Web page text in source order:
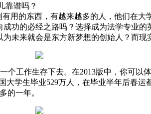
靠谱吗？
的东西，有越来越多的人，他们在大
功的必经之路吗？选择成为法学专业
未来就会是东方新梦想的创始人？而现
作生存下去。在2013版中，你可以
学生毕业529万人，在毕业半年后春
的一年。